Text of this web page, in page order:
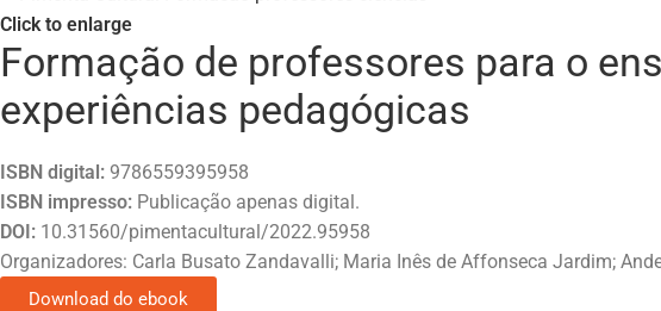
Click to enlarge
Formação de professores para o
experiências pedagógicas
ISBN digital: 9786559395958
ISBN impresso: Publicação apenas digital.
DOI: 10.31560/pimentacultural/2022.95958
Organizadores: Carla Busato Zandavalli; Maria Inês de Affonseca Jardim;
Download do ebook